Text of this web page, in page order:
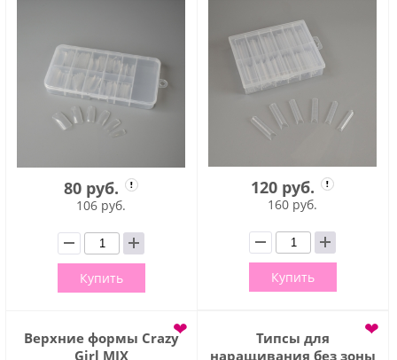
80 руб.
106 руб.
Купить
120 руб.
160 руб.
Купить
Верхние формы Crazy
Girl MIX
❤
Типсы для
наращивания без зоны
❤